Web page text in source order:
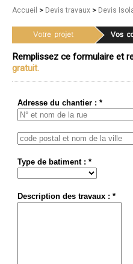
Accueil > Devis travaux > Devis
Remplissez ce formulaire et
gratuit.
Adresse du chantier : *
Type de batiment : *
Description des travaux : *